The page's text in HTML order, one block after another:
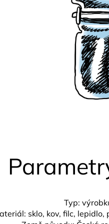
Typ:
sklo, kov, filc,